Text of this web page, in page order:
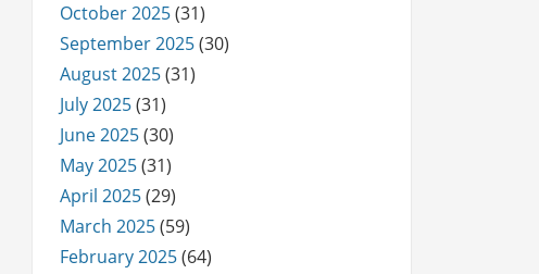
October 2025(31)
September 2025(30)
August 2025(31)
July 2025(31)
June 2025(30)
May 2025(31)
April 2025(29)
March 2025(59)
February 2025(64)